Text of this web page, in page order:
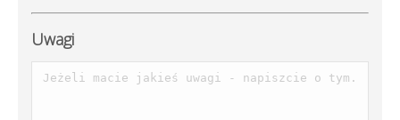
Uwagi